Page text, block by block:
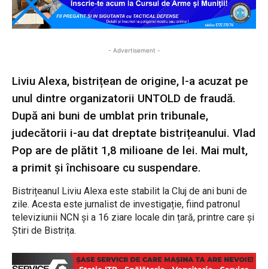
- Advertisement -
Liviu Alexa, bistrițean de origine, l-a acuzat pe
unul dintre organizatorii UNTOLD de fraudă.
După ani buni de umblat prin tribunale,
judecătorii i-au dat dreptate bistrițeanului. Vlad
Pop are de plătit 1,8 milioane de lei. Mai mult,
a primit și închisoare cu suspendare.
Bistrițeanul Liviu Alexa este stabilit la Cluj de ani buni de
zile. Acesta este jurnalist de investigație, fiind patronul
televiziunii NCN și a 16 ziare locale din țară, printre care și
Știri de Bistrița.